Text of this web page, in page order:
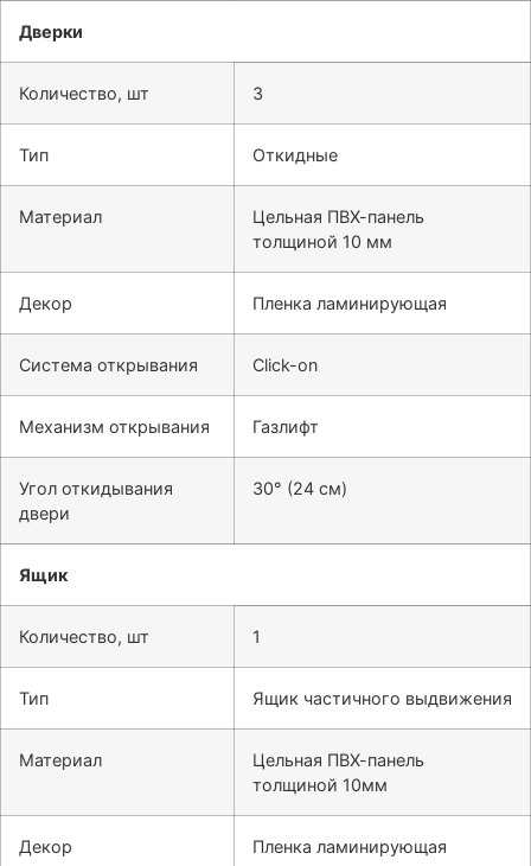
Дверки
Количество, шт 3
Тип Откидные
Материал
Цельная ПВХ-панель
толщиной 10 мм
Декор Пленка ламинирующая
Система открывания Click-on
Механизм открывания Газлифт
Угол откидывания
двери
30° (24 см)
Ящик
Количество, шт 1
Тип Ящик частичного выдвижения
Материал
Цельная ПВХ-панель
толщиной 10мм
Декор Пленка ламинирующая